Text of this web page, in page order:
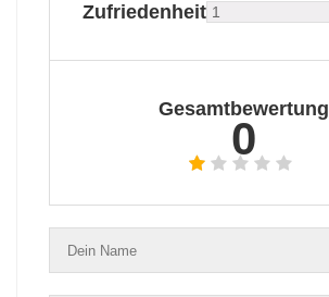
Zufriedenheit
Gesamtbewertung
0